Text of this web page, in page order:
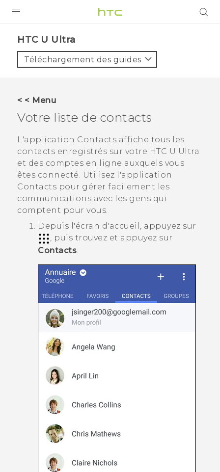
VIVE
ASSISTANCE
Appareils HTC & Accessoires
Connexion
HTC U Ultra‎
Téléchargement des guides
< < Menu
Votre liste de contacts
L'application Contacts affiche tous les
contacts enregistrés sur votre HTC U Ultra
et des comptes en ligne auxquels vous
êtes connecté. Utilisez l'application
Contacts pour gérer facilement les
communications avec les gens qui
comptent pour vous.
Depuis l'écran d'accueil , appuyez sur
, puis trouvez et appuyez sur
Contacts